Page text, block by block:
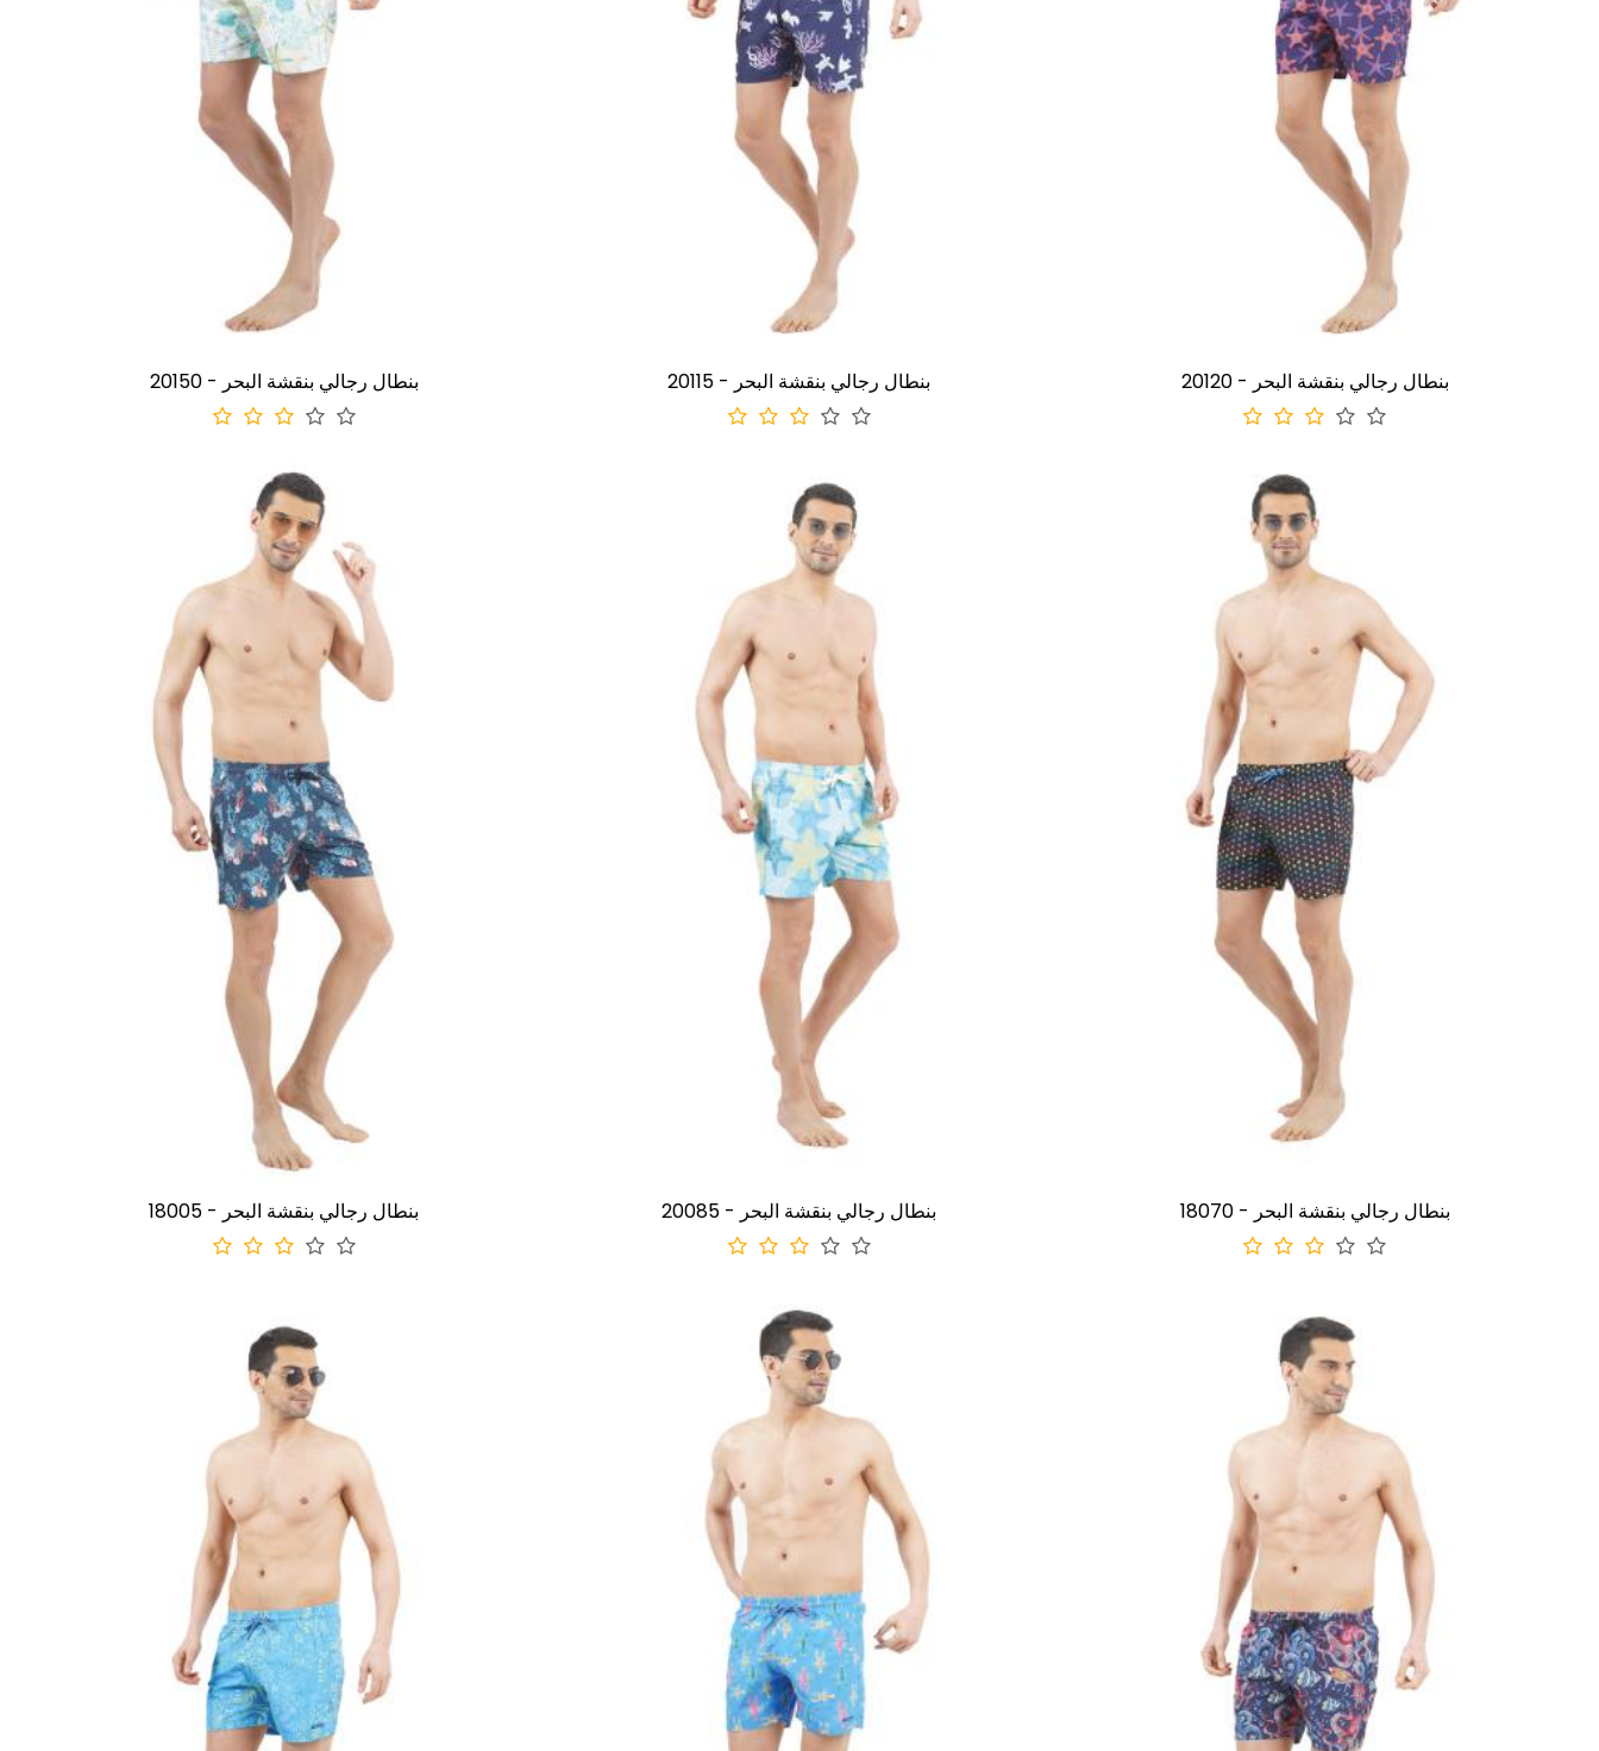
20150 - بنطال رجالي بنقشة البحر 20115 - بنطال رجالي بنقشة البحر 20120 - بنطال رجالي بنقشة البحر
18005 - بنطال رجالي بنقشة البحر 20085 - بنطال رجالي بنقشة البحر 18070 - بنطال رجالي بنقشة البحر